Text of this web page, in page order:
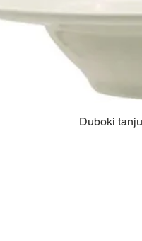
Duboki